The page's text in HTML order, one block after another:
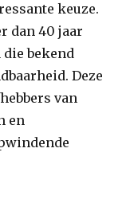
keuze.
dan 40 jaar
bekend
Deze
van
en